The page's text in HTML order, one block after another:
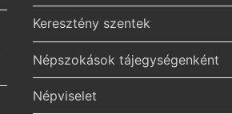
Keresztény szentek
Népszokások tájegységenként
Népviselet